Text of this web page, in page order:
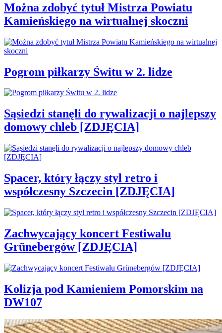
Można zdobyć tytuł Mistrza Powiatu
Kamieńskiego na wirtualnej skoczni
Pogrom piłkarzy Świtu w 2. lidze
Sąsiedzi stanęli do rywalizacji o najlepszy
domowy chleb [ZDJĘCIA]
Spacer, który łączy styl retro i
współczesny Szczecin [ZDJĘCIA]
Zachwycający koncert Festiwalu
Grünebergów [ZDJĘCIA]
Kolizja pod Kamieniem Pomorskim na
DW107